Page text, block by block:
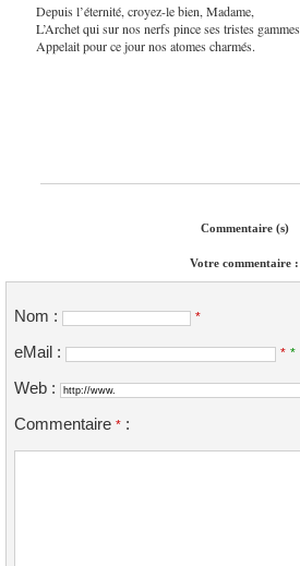
Depuis l’éternité, croyez-le bien, Madame,
L’Archet qui sur nos nerfs pince ses tristes gammes
Appelait pour ce jour nos atomes charmés.
Commentaire (s)
Votre commentaire :
Nom : *
eMail : * *
Web :
Commentaire * :